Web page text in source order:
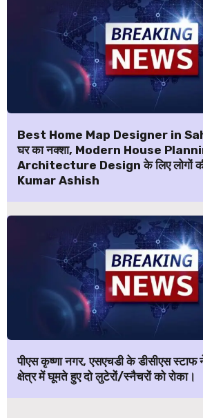
Best Home Map Designer in
घर का नक्शा, Modern House
Architecture Design के लिए लोगों
Kumar Ashish
पीएस कृष्णा नगर, एसएचडी के डीसीएस स्टाफ
क्षेत्र में घूमते हुए दो लुटेरों/स्नैचरों को रोका।